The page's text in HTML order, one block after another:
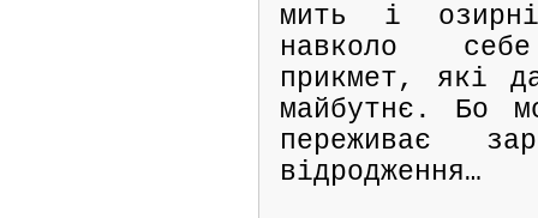
мить і
навколо
прикмет, які
майбутнє. Бо
переживає
відродження…